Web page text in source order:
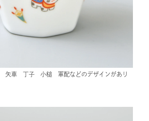
矢車 丁子 小槌 軍配などのデザインがあり